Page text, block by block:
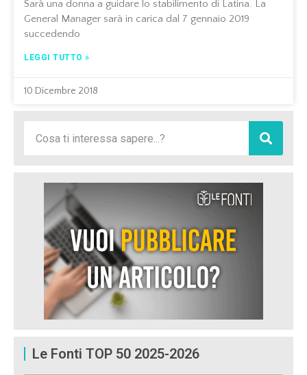
Sarà una donna a guidare lo stabilimento di Latina. La
General Manager sarà in carica dal 7 gennaio 2019
succedendo
LEGGI TUTTO »
10 Dicembre 2018
Le Fonti TOP 50 2025-2026